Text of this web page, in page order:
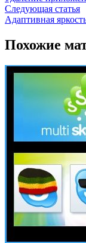
Следующая статья
Адаптивная
Похожие